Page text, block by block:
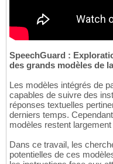
SpeechGuard :
des grands modèles de
Les modèles intégrés de
capables de suivre des
réponses textuelles
derniers temps.
modèles restent
Dans ce travail, les
potentielles de ces